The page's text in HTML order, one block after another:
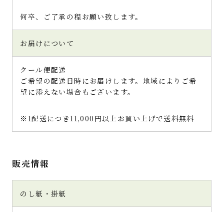
何卒、ご了承の程お願い致します。
お届けについて
クール便配送
ご希望の配送日時にお届けします。地域によりご希
望に添えない場合もございます。
※1配送につき11,000円以上お買い上げで送料無料
販売情報
のし紙・掛紙